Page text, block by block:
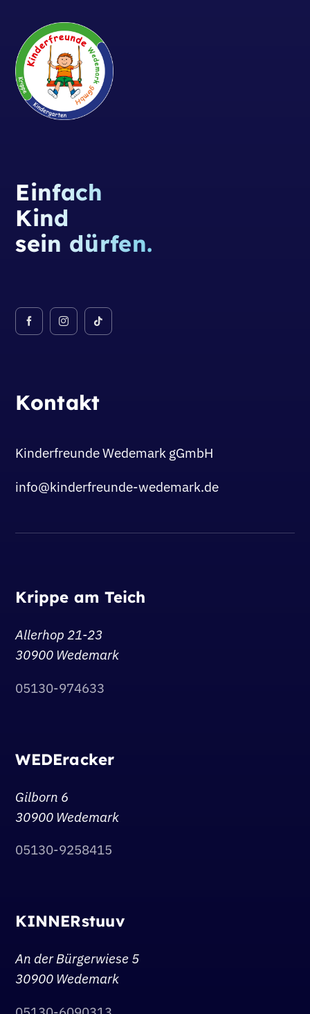
Einfach
Kind
sein dürfen.
Kontakt
Kinderfreunde Wedemark gGmbH
info@kinderfreunde-wedemark.de
Krippe am Teich
Allerhop 21-23
30900 Wedemark
05130-974633
WEDEracker
Gilborn 6
30900 Wedemark
05130-9258415
KINNERstuuv
An der Bürgerwiese 5
30900 Wedemark